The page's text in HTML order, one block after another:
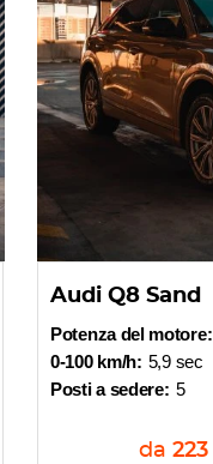
Audi Q8 Sand
Potenza del motore:
0-100 km/h: 5,9 sec
Posti a sedere: 5
da 223